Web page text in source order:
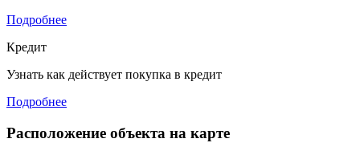
Подробнее
Кредит
Узнать как действует покупка в кредит
Подробнее
Расположение объекта на карте